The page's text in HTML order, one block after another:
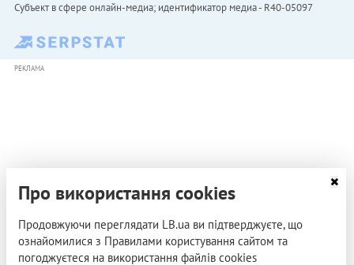
Субъект в сфере онлайн-медиа; идентификатор медиа - R40-05097
РЕКЛАМА
Про використання cookies
Продовжуючи переглядати LB.ua ви підтверджуєте, що
ознайомилися з Правилами користування сайтом та
погоджуєтеся на використання файлів cookies